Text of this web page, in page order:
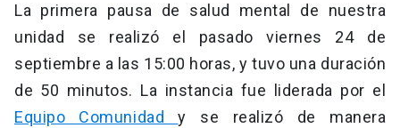
La primera pausa de salud mental de nuestra
unidad se realizó el pasado viernes 24 de
septiembre a las 15:00 horas, y tuvo una duración
de 50 minutos. La instancia fue liderada por el
Equipo Comunidady se realizó de manera